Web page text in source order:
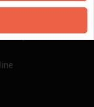
cookie